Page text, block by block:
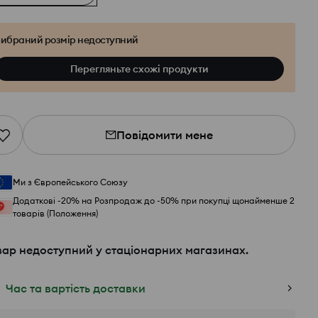
розмір недоступний
Перегляньте схожі продукти
Повідомити мене
Ми з Європейського Союзу
Додаткові -20% на Розпродаж до -50% при покупці щонайменше 2
товарів (Положення)
недоступний у стаціонарних магазинах.
Час та вартість доставки